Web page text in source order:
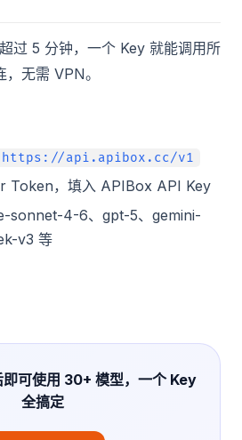
过 5 分钟，一个 Key 就能调用所
无需 VPN。
https://api.apibox.cc/v1
Token，填入 APIBox API Key
sonnet-4-6、gpt-5、gemini-
v3 等
即可使用 30+ 模型，一个 Key
全搞定